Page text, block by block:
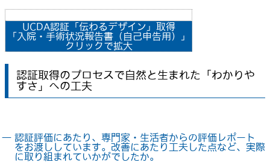
UCDA認証「伝わるデザイン」取得
「入院・手術状況報告書（自己申告用）」
クリックで拡大
認証取得のプロセスで自然と生まれた「わかりや
すさ」への工夫
― 認証評価にあたり、専門家・生活者からの評価レポート
をお渡ししています。改善にあたり工夫した点など、実際
に取り組まれていかがでしたか。